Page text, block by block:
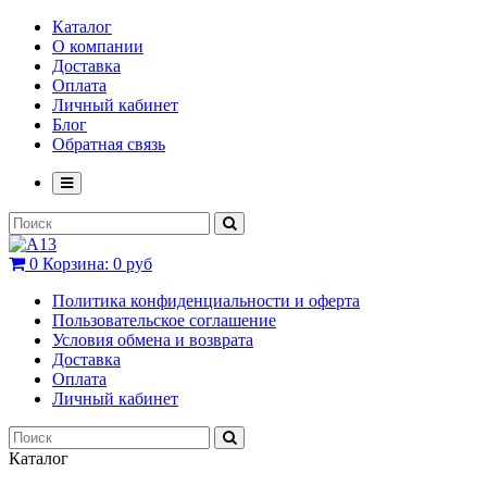
Каталог
О компании
Доставка
Оплата
Личный кабинет
Блог
Обратная связь
0 Корзина: 0 руб
Политика конфиденциальности и оферта
Пользовательское соглашение
Условия обмена и возврата
Доставка
Оплата
Личный кабинет
Каталог